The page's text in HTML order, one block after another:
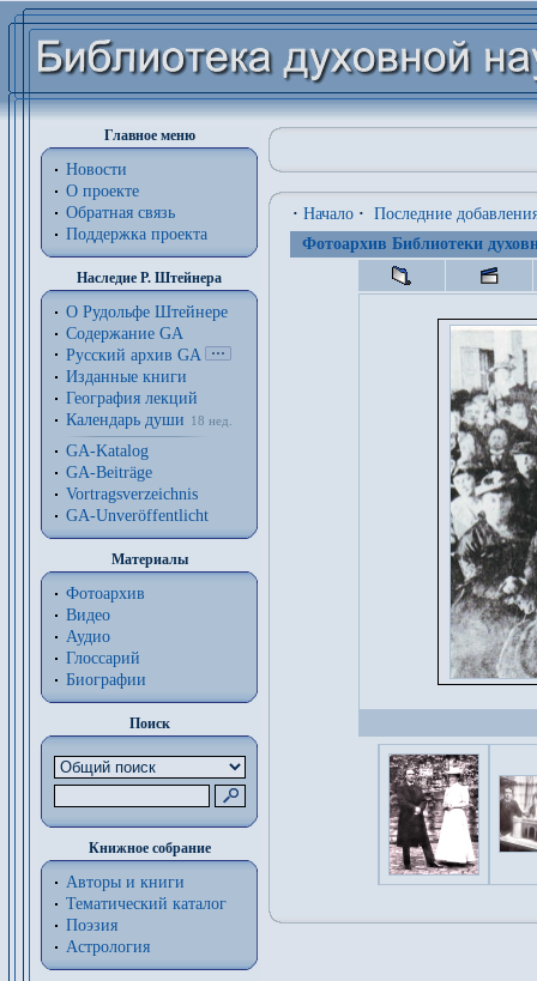
Главное меню
Новости
О проекте
Обратная связь
Поддержка проекта
Наследие Р. Штейнера
О Рудольфе Штейнере
Содержание GA
Русский архив GA
Изданные книги
География лекций
Календарь души
18 нед.
GA-Katalog
GA-Beiträge
Vortragsverzeichnis
GA-Unveröffentlicht
Материалы
Фотоархив
Видео
Аудио
Глоссарий
Биографии
Поиск
Книжное собрание
Авторы и книги
Тематический каталог
Поэзия
Астрология
· Начало · Последние
Фотоархив Библиотеки